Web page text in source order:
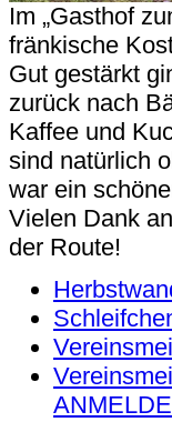
Im „Gasthof
fränkische
Gut gestärkt
zurück nach
Kaffee und
sind natürlich
war ein
Vielen Dank
der Route!